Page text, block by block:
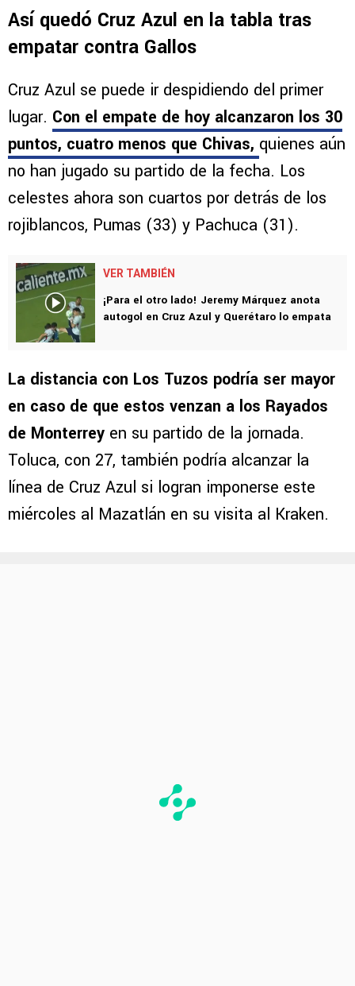
Así quedó Cruz Azul en la tabla tras
empatar contra Gallos
Cruz Azul se puede ir despidiendo del primer
lugar. Con el empate de hoy alcanzaron los 30
puntos, cuatro menos que Chivas, quienes aún
no han jugado su partido de la fecha. Los
celestes ahora son cuartos por detrás de los
rojiblancos, Pumas (33) y Pachuca (31).
VER TAMBIÉN
¡Para el otro lado! Jeremy Márquez anota
autogol en Cruz Azul y Querétaro lo empata
La distancia con Los Tuzos podría ser mayor
en caso de que estos venzan a los Rayados
de Monterrey en su partido de la jornada.
Toluca, con 27, también podría alcanzar la
línea de Cruz Azul si logran imponerse este
miércoles al Mazatlán en su visita al Kraken.